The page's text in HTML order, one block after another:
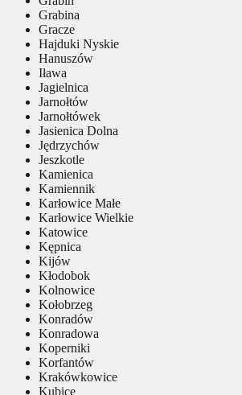
Grabina
Gracze
Hajduki Nyskie
Hanuszów
Iława
Jagielnica
Jarnołtów
Jarnołtówek
Jasienica Dolna
Jędrzychów
Jeszkotle
Kamienica
Kamiennik
Karłowice Małe
Karłowice Wielkie
Katowice
Kępnica
Kijów
Kłodobok
Kolnowice
Kołobrzeg
Konradów
Konradowa
Koperniki
Korfantów
Krakówkowice
Kubice